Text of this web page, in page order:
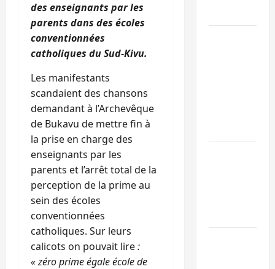
des enseignants par les
parents dans des écoles
conventionnées
catholiques du Sud-Kivu.
Les manifestants
scandaient des chansons
demandant à l’Archevêque
de Bukavu de mettre fin à
la prise en charge des
enseignants par les
parents et l’arrêt total de la
perception de la prime au
sein des écoles
conventionnées
catholiques. Sur leurs
calicots on pouvait lire:
«zéro prime égale école de